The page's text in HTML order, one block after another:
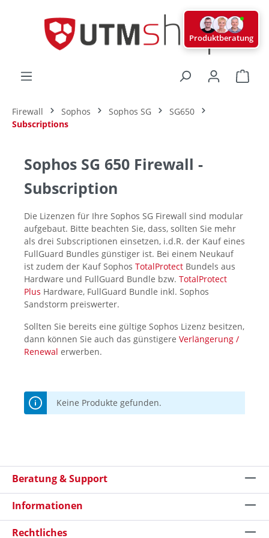
Firewall Sophos Sophos SG
SG650
Subscriptions
Sophos SG 650 Firewall -
Subscription
Die Lizenzen für Ihre Sophos SG Firewall sind modular
aufgebaut. Bitte beachten Sie, dass, sollten Sie mehr
als drei Subscriptionen einsetzen, i.d.R. der Kauf eines
FullGuard Bundles günstiger ist. Bei einem Neukauf
ist zudem der Kauf Sophos TotalProtect Bundels aus
Hardware und FullGuard Bundle bzw. TotalProtect
Plus Hardware, FullGuard Bundle inkl. Sophos
Sandstorm preiswerter.
Sollten Sie bereits eine gültige Sophos Lizenz besitzen,
dann können Sie auch das günstigere Verlängerung /
Renewal erwerben.
Keine Produkte gefunden.
Beratung & Support
Informationen
Rechtliches
Produktberatung